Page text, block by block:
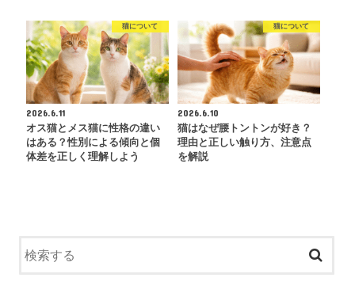
猫について
2026.6.11
オス猫とメス猫に性格の違い
はある？性別による傾向と個
体差を正しく理解しよう
猫について
2026.6.10
猫はなぜ腰トントンが好き？
理由と正しい触り方、注意点
を解説